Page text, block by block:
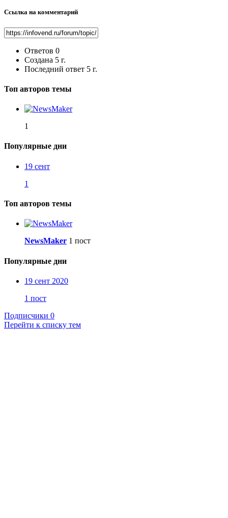
Ссылка на комментарий
Ответов 0
Создана 5 г.
Последний ответ 5 г.
Топ авторов темы
1
Популярные дни
19 сент
1
Топ авторов темы
NewsMaker 1 пост
Популярные дни
19 сент 2020
1 пост
Подписчики 0
Перейти к списку тем